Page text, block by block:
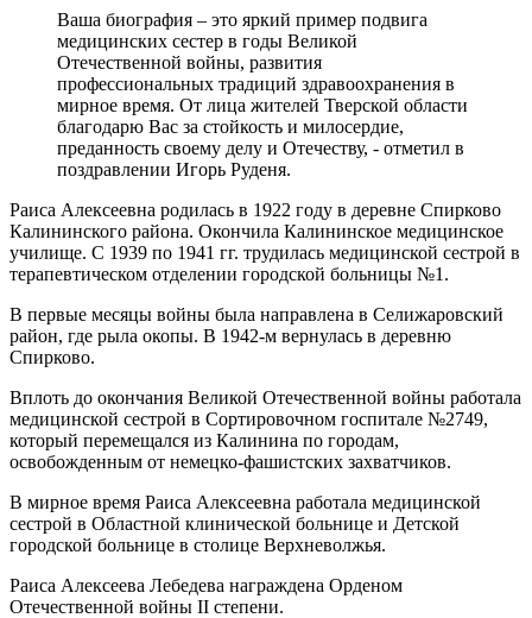
Ваша биография – это яркий пример подвига
медицинских сестер в годы Великой
Отечественной войны, развития
профессиональных традиций здравоохранения в
мирное время. От лица жителей Тверской области
благодарю Вас за стойкость и милосердие,
преданность своему делу и Отечеству, - отметил в
поздравлении Игорь Руденя.
Раиса Алексеевна родилась в 1922 году в деревне Спирково
Калининского района. Окончила Калининское медицинское
училище. С 1939 по 1941 гг. трудилась медицинской сестрой в
терапевтическом отделении городской больницы №1.
В первые месяцы войны была направлена в Селижаровский
район, где рыла окопы. В 1942-м вернулась в деревню
Спирково.
Вплоть до окончания Великой Отечественной войны работала
медицинской сестрой в Сортировочном госпитале №2749,
который перемещался из Калинина по городам,
освобожденным от немецко-фашистских захватчиков.
В мирное время Раиса Алексеевна работала медицинской
сестрой в Областной клинической больнице и Детской
городской больнице в столице Верхневолжья.
Раиса Алексеева Лебедева награждена Орденом
Отечественной войны II степени.